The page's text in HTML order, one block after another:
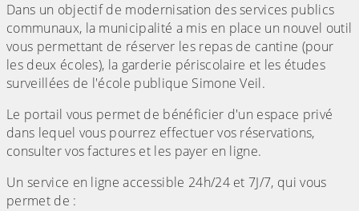
Dans un objectif de modernisation des services publics
communaux, la municipalité a mis en place un nouvel outil
vous permettant de réserver les repas de cantine (pour
les deux écoles), la garderie périscolaire et les études
surveillées de l'école publique Simone Veil.
Le portail vous permet de bénéficier d'un espace privé
dans lequel vous pourrez effectuer vos réservations,
consulter vos factures et les payer en ligne.
Un service en ligne accessible 24h/24 et 7J/7, qui vous
permet de :